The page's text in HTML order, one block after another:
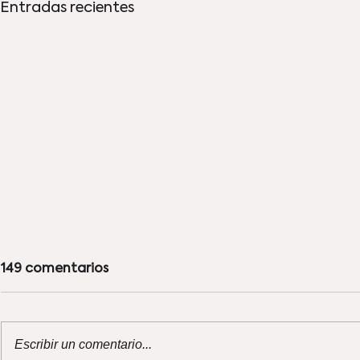
Entradas recientes
149 comentarios
Escribir un comentario...